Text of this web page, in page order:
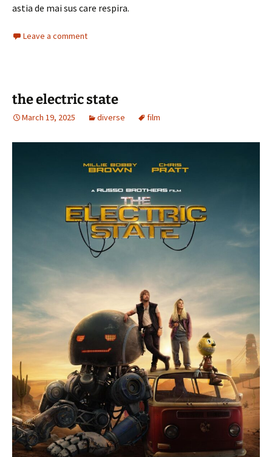
astia de mai sus care respira.
Leave a comment
the electric state
March 19, 2025 diverse film